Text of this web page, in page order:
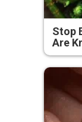
Stop
Are